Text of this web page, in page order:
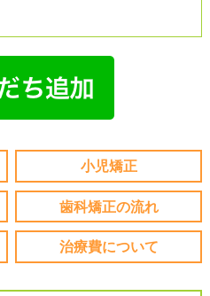
小児矯正
歯科矯正の流れ
治療費について